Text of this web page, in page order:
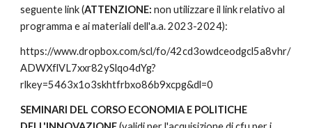
seguente link (ATTENZIONE:non utilizzare il link relativo al
programma e ai materiali dell'a.a. 2023-2024):
https://www.dropbox.com/scl/fo/42cd3owdceodgcl5a8vhr/
ADWXflVL7xxr82ySlqo4dYg?
rlkey=5463x1o3skhtfrbxo86b9xcpg&dl=0
SEMINARI DEL CORSO ECONOMIA E POLITICHE